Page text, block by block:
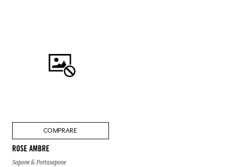
COMPRARE
ROSE AMBRE
Sapone & Portasapone